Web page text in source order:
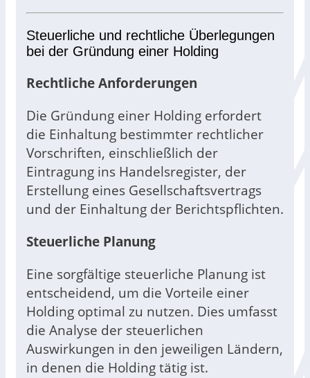
Steuerliche und rechtliche Überlegungen
bei der Gründung einer Holding
Rechtliche Anforderungen
Die Gründung einer Holding erfordert
die Einhaltung bestimmter rechtlicher
Vorschriften, einschließlich der
Eintragung ins Handelsregister, der
Erstellung eines Gesellschaftsvertrags
und der Einhaltung der Berichtspflichten.
Steuerliche Planung
Eine sorgfältige steuerliche Planung ist
entscheidend, um die Vorteile einer
Holding optimal zu nutzen. Dies umfasst
die Analyse der steuerlichen
Auswirkungen in den jeweiligen Ländern,
in denen die Holding tätig ist.